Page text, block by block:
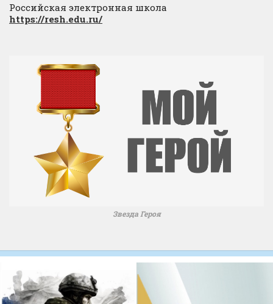
Российская электронная школа
https://resh.edu.ru/
Звезда Героя